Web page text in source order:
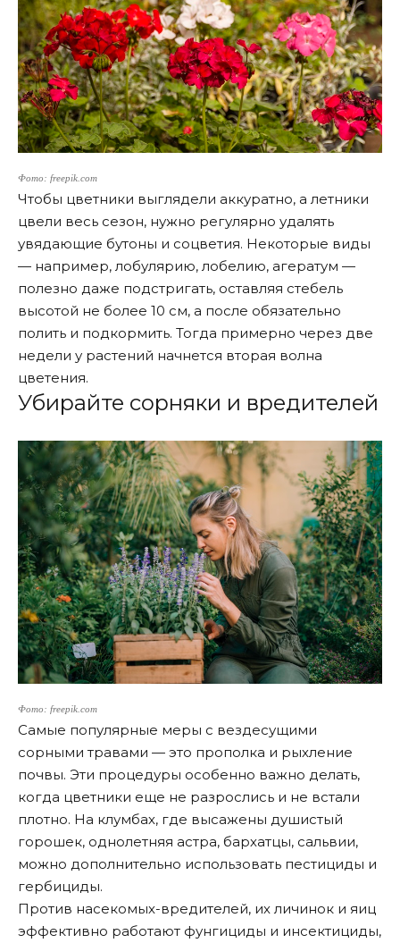
Фото: freepik.com
Чтобы цветники выглядели аккуратно, а летники
цвели весь сезон, нужно регулярно удалять
увядающие бутоны и соцветия. Некоторые виды
— например, лобулярию, лобелию, агератум —
полезно даже подстригать, оставляя стебель
высотой не более 10 см, а после обязательно
полить и подкормить. Тогда примерно через две
недели у растений начнется вторая волна
цветения.
Убирайте сорняки и вредителей
Фото: freepik.com
Самые популярные меры с вездесущими
сорными травами — это прополка и рыхление
почвы. Эти процедуры особенно важно делать,
когда цветники еще не разрослись и не встали
плотно. На клумбах, где высажены душистый
горошек, однолетняя астра, бархатцы, сальвии,
можно дополнительно использовать пестициды и
гербициды.
Против насекомых-вредителей, их личинок и яиц
эффективно работают фунгициды и инсектициды,